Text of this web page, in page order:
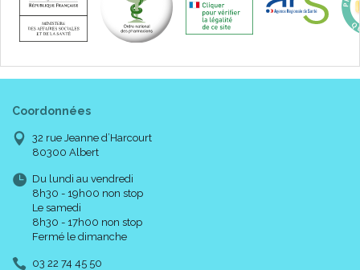
Coordonnées
32 rue Jeanne d’Harcourt
80300 Albert
Du lundi au vendredi
8h30 - 19h00 non stop
Le samedi
8h30 - 17h00 non stop
Fermé le dimanche
03 22 74 45 50